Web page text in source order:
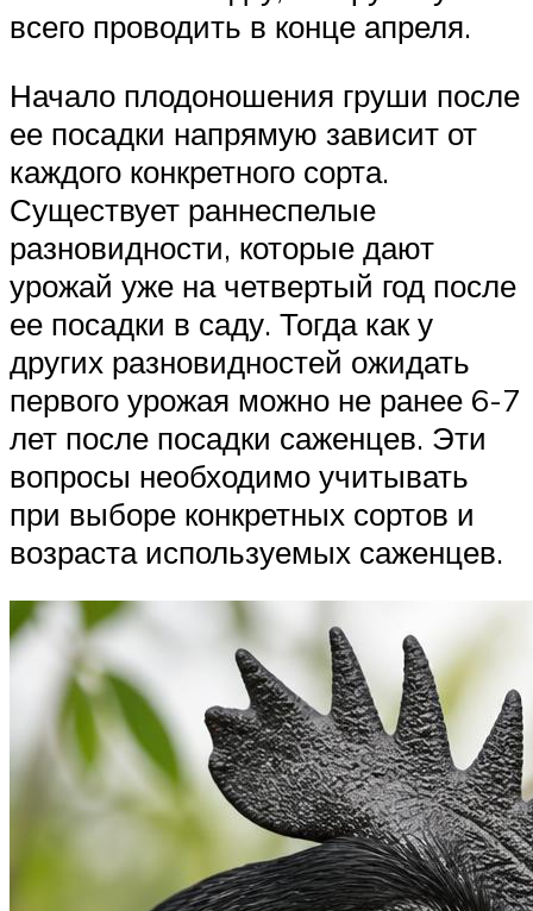
всего проводить в конце апреля.
Начало плодоношения груши после
ее посадки напрямую зависит от
каждого конкретного сорта.
Существует раннеспелые
разновидности, которые дают
урожай уже на четвертый год после
ее посадки в саду. Тогда как у
других разновидностей ожидать
первого урожая можно не ранее 6-7
лет после посадки саженцев. Эти
вопросы необходимо учитывать
при выборе конкретных сортов и
возраста используемых саженцев.